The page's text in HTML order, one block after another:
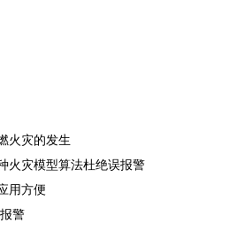
火灾的发生
火灾模型算法杜绝误报警
用方便
警